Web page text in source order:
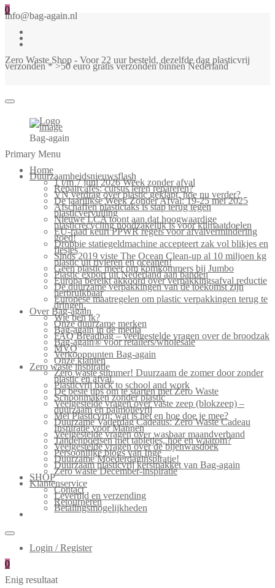
0
info@bag-again.nl
Zero Waste Shop - Voor 22 uur besteld, dezelfde dag plasticvrij
verzonden * >50 euro gratis verzonden binnen Nederland
Bag-again
Primary Menu
Home
Duurzaamheidsnieuwsflash
1 t/m 7 juni 2026 Week zonder afval
Repaircafés: cursus leren repareren?
VN verdrag over plastic geklapt, hoe nu verder?
De jaarlijkse Week Zonder Afval: 19-25 mei 2025
Afschaffen plastictaks is stap terug tegen
plasticvervuiling
Nieuwe LCA toont aan dat hoogwaardige
plasticrecycling noodzakelijk is voor klimaatdoelen
EU-raad keurt PPWR regels voor afvalvermindering
goed!
Droppie statiegeldmachine accepteert zak vol blikjes en
flesjes
Sinds 2019 viste The Ocean Clean-up al 10 miljoen kg
plastic uit rivieren en oceanen!
Geen plastic meer om komkommers bij Jumbo
Plastic export uit Nederland aan banden
Europa bereikt akkoord over verpakkingsafval reductie
De duurzame verpakkingen van de toekomst zijn
herbruikbaar
Europese maatregelen om plastic verpakkingen terug te
dringen.
Over Bag-again
Wie ben ik?
Onze duurzame merken
Bag-again in de media
FAQ Breadbag – veelgestelde vragen over de broodzak
Bag-again® voor retailers/wholesale
MVO
Verkooppunten Bag-again
Onze klanten
Zero waste inspiratie
Zero waste summer! Duurzaam de zomer door zonder
plastic en afval.
Plasticvrij back to school and work
De beste tips om te starten met Zero Waste
Schoonmaken zonder plastic
Veelgestelde vragen over vaste zeep (blokzeep) –
duurzaam en palmolievrij
Mei Plasticvrij: wat is het en hoe doe je mee?
Duurzame Vaderdag Cadeaus: Zero Waste Cadeau
Inspiratie voor Mannen
Veelgestelde vragen over wasbaar maandverband
Tandenpoetsen met tabletjes, hoe en waarom?
Veelgestelde vragen over de bijenwasdoek
Persoonlijke blogs van Inge
Duurzame Moederdaginspiratie!
Duurzaam plasticvrij kerstpakket van Bag-again
Zero waste December-inspiratie
SHOP
Klantenservice
Contact
Levertijd en verzending
Retourneren
Betalingsmogelijkheden
Login / Register
0
Enig resultaat